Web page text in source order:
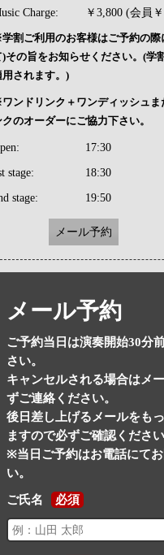
Charge: ￥3,800 (会員
割ご利用のお客様はご予約の際
)その旨をお知らせください。(学
用されます。)
ンドリンク＋ワンディッシュま
クのオーダーにご協力下さい。
17:30
stage: 18:30
stage: 19:50
メール予約
メール予約
ご予約当日は演奏開始30分
さい。
キャンセルされる場合はメ
ずご連絡ください。
後日差し上げるメールをも
ますので必ずご確認ください
※当日ご予約はお電話にて
い。
ご氏名 必須